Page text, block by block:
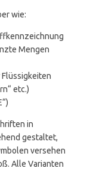
wie:
Mengen
etc.)
in
gestaltet,
versehen
Alle Varianten